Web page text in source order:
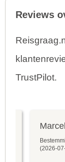
Reviews
TrustPilot.
Marcel
(2026-